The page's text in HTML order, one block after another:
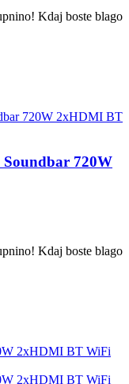
​Kdaj boste blago
Soundbar 720W
​Kdaj boste blago